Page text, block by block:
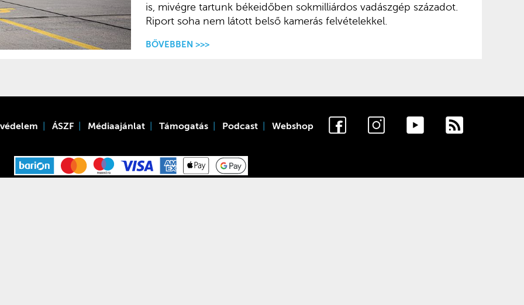
is, mivégre tartunk békeidőben sokmilliárdos vadászgép századot.
Riport soha nem látott belső kamerás felvételekkel.
BŐVEBBEN >>>
ÁSZF Médiaajánlat Támogatás Podcast Webshop